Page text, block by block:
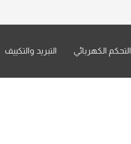
التحكم الكهربائي التبريد والتكييف